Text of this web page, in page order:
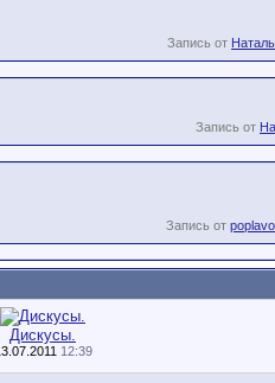
Запись от
Запись от
Запись от
Дискусы.
12:39